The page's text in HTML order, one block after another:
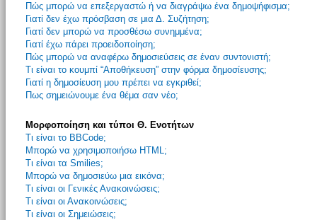
Πώς μπορώ να επεξεργαστώ ή να διαγράψω ένα δημοψήφισμα;
Γιατί δεν έχω πρόσβαση σε μια Δ. Συζήτηση;
Γιατί δεν μπορώ να προσθέσω συνημμένα;
Γιατί έχω πάρει προειδοποίηση;
Πώς μπορώ να αναφέρω δημοσιεύσεις σε έναν συντονιστή;
Τι είναι το κουμπί “Αποθήκευση” στην φόρμα δημοσίευσης;
Γιατί η δημοσίευση μου πρέπει να εγκριθεί;
Πως σημειώνουμε ένα θέμα σαν νέο;
Μορφοποίηση και τύποι Θ. Ενοτήτων
Τι είναι το BBCode;
Μπορώ να χρησιμοποιήσω HTML;
Τι είναι τα Smilies;
Μπορώ να δημοσιεύω μια εικόνα;
Τι είναι οι Γενικές Ανακοινώσεις;
Τι είναι οι Ανακοινώσεις;
Τι είναι οι Σημειώσεις;